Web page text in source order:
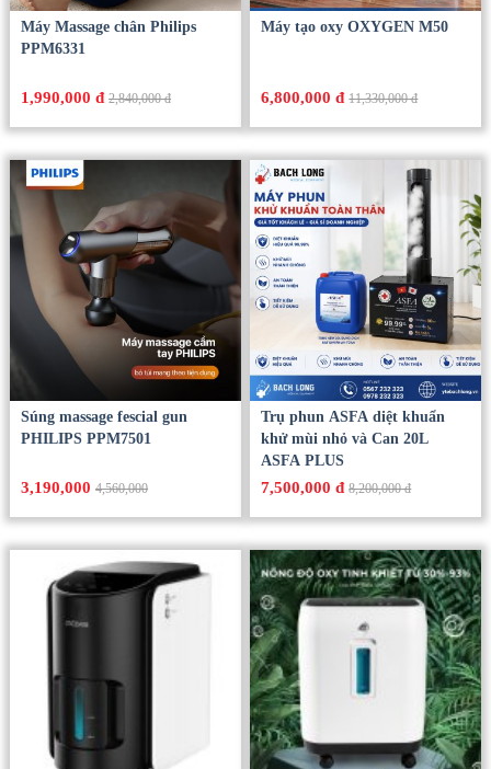
Máy Massage chân Philips
PPM6331
1,990,000 đ 2,840,000 đ
Máy tạo oxy OXYGEN M50
6,800,000 đ 11,330,000 đ
Súng massage fescial gun
PHILIPS PPM7501
3,190,0004,560,000
Trụ phun ASFA diệt khuẩn
khử mùi nhỏ và Can 20L
ASFA PLUS
7,500,000 đ 8,200,000 đ